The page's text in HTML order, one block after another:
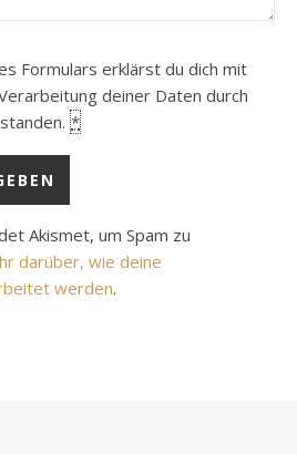
Formulars erklärst du dich mit
deiner Daten durch
*
Akismet, um Spam zu
darüber, wie deine
werden.